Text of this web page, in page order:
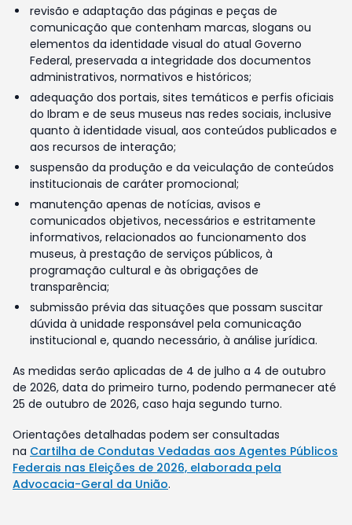
revisão e adaptação das páginas e peças de
comunicação que contenham marcas, slogans ou
elementos da identidade visual do atual Governo
Federal, preservada a integridade dos documentos
administrativos, normativos e históricos;
adequação dos portais, sites temáticos e perfis oficiais
do Ibram e de seus museus nas redes sociais, inclusive
quanto à identidade visual, aos conteúdos publicados e
aos recursos de interação;
suspensão da produção e da veiculação de conteúdos
institucionais de caráter promocional;
manutenção apenas de notícias, avisos e
comunicados objetivos, necessários e estritamente
informativos, relacionados ao funcionamento dos
museus, à prestação de serviços públicos, à
programação cultural e às obrigações de
transparência;
submissão prévia das situações que possam suscitar
dúvida à unidade responsável pela comunicação
institucional e, quando necessário, à análise jurídica.
As medidas serão aplicadas de 4 de julho a 4 de outubro
de 2026, data do primeiro turno, podendo permanecer até
25 de outubro de 2026, caso haja segundo turno.
Orientações detalhadas podem ser consultadas
na Cartilha de Condutas Vedadas aos Agentes Públicos
Federais nas Eleições de 2026, elaborada pela
Advocacia-Geral da União.